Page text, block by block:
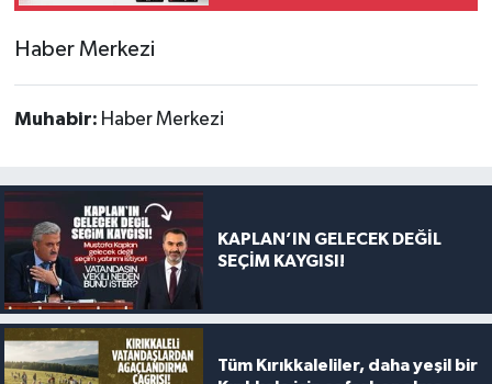
Haber Merkezi
Muhabir: Haber Merkezi
KAPLAN’IN GELECEK DEĞİL
SEÇİM KAYGISI!
Tüm Kırıkkaleliler, daha yeşil bir